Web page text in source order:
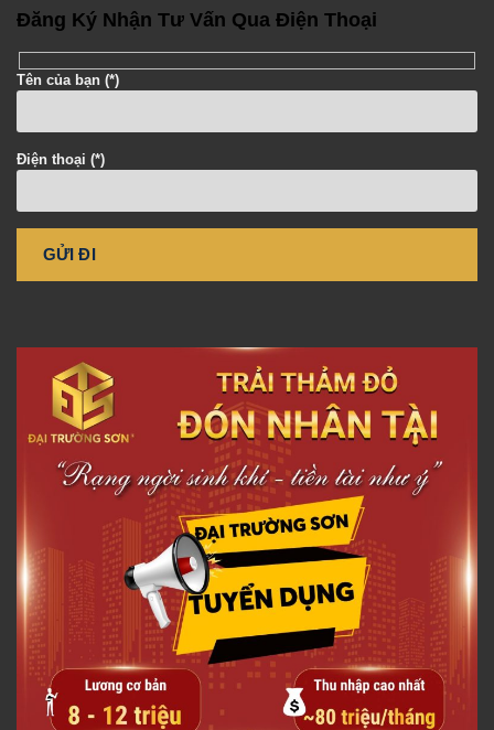
Đăng Ký Nhận Tư Vấn Qua Điện Thoại
Tên của bạn (*)
Điện thoại (*)